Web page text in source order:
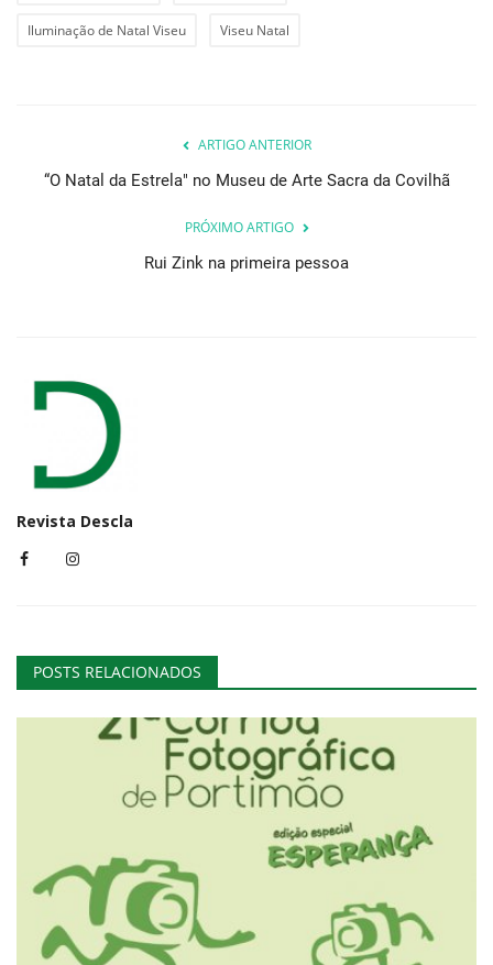
Iluminação de Natal Viseu Viseu Natal
ARTIGO ANTERIOR
“O Natal da Estrela" no Museu de Arte Sacra da Covilhã
PRÓXIMO ARTIGO
Rui Zink na primeira pessoa
Revista Descla
POSTS RELACIONADOS